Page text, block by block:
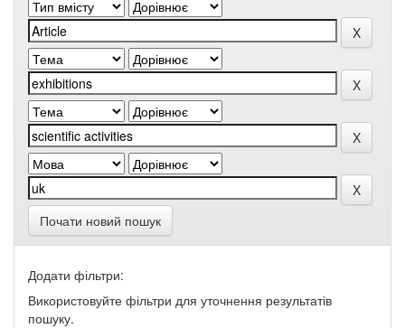
Почати новий пошук
Додати фільтри:
Використовуйте фільтри для уточнення результатів
пошуку.